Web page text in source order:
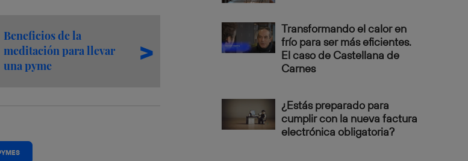
Beneficios de la
meditación para llevar
una pyme
Transformando el calor en
frío para ser más eficientes.
El caso de Castellana de
Carnes
¿Estás preparado para
cumplir con la nueva factura
electrónica obligatoria?